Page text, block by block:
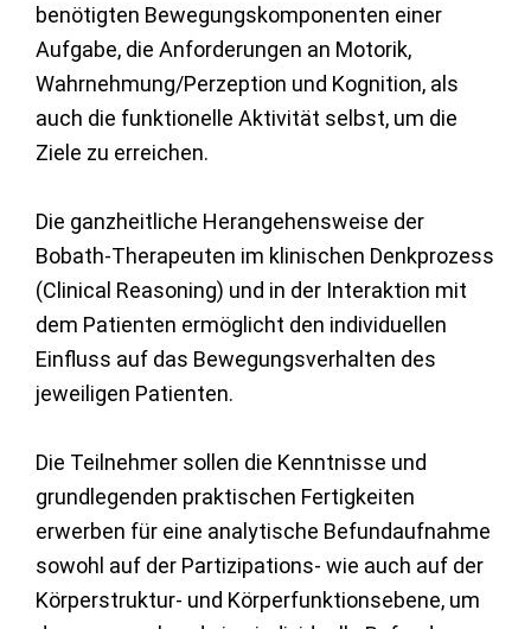
benötigten Bewegungskomponenten einer
Aufgabe, die Anforderungen an Motorik,
Wahrnehmung/Perzeption und Kognition, als
auch die funktionelle Aktivität selbst, um die
Ziele zu erreichen.
Die ganzheitliche Herangehensweise der
Bobath-Therapeuten im klinischen Denkprozess
(Clinical Reasoning) und in der Interaktion mit
dem Patienten ermöglicht den individuellen
Einfluss auf das Bewegungsverhalten des
jeweiligen Patienten.
Die Teilnehmer sollen die Kenntnisse und
grundlegenden praktischen Fertigkeiten
erwerben für eine analytische Befundaufnahme
sowohl auf der Partizipations- wie auch auf der
Körperstruktur- und Körperfunktionsebene, um